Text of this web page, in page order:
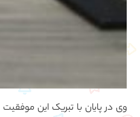
وی در پایان با تبریک این